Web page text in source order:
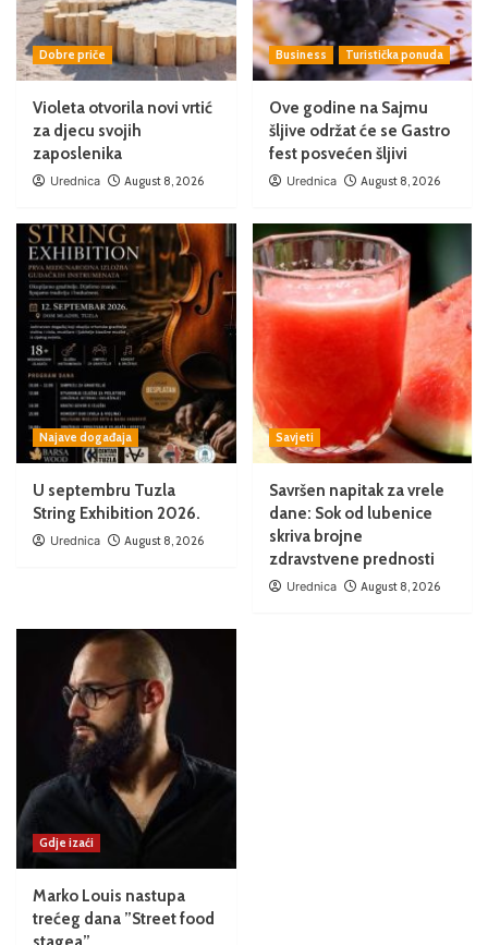
Dobre priče
Violeta otvorila novi vrtić
za djecu svojih
zaposlenika
Urednica August 8, 2026
Business Turistička ponuda
Ove godine na Sajmu
šljive održat će se Gastro
fest posvećen šljivi
Urednica August 8, 2026
Najave događaja
U septembru Tuzla
String Exhibition 2026.
Urednica August 8, 2026
Savjeti
Savršen napitak za vrele
dane: Sok od lubenice
skriva brojne
zdravstvene prednosti
Urednica August 8, 2026
Gdje izaći
Marko Louis nastupa
trećeg dana ”Street food